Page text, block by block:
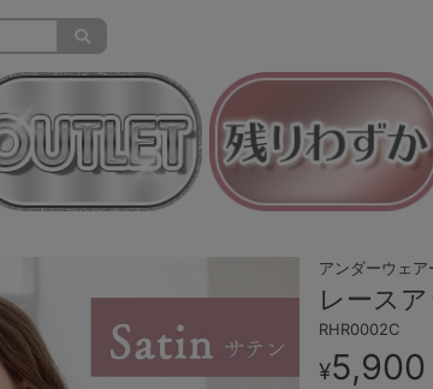
アンダーウェア
レース
RHR0002C
¥5,900